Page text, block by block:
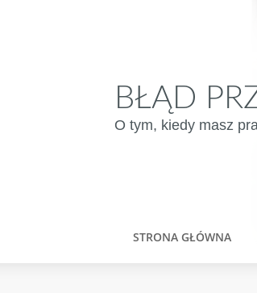
BŁĄD
O tym, kiedy masz
STRONA GŁÓWNA